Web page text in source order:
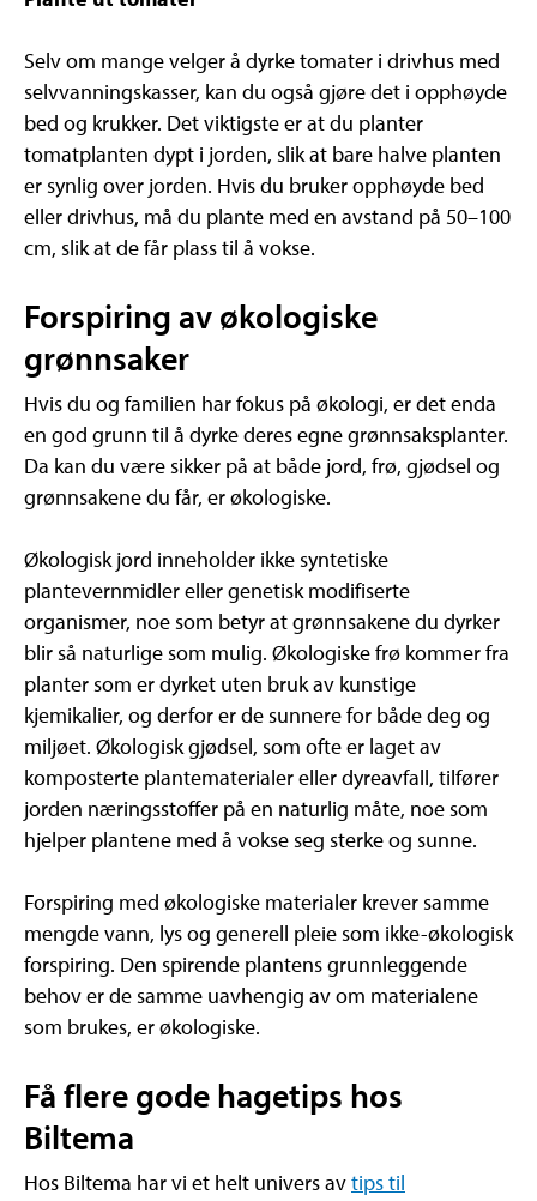
Selv om mange velger å dyrke tomater i drivhus med
selvvanningskasser, kan du også gjøre det i opphøyde
bed og krukker. Det viktigste er at du planter
tomatplanten dypt i jorden, slik at bare halve planten
er synlig over jorden. Hvis du bruker opphøyde bed
eller drivhus, må du plante med en avstand på 50–100
cm, slik at de får plass til å vokse.
Forspiring av økologiske
grønnsaker
Hvis du og familien har fokus på økologi, er det enda
en god grunn til å dyrke deres egne grønnsaksplanter.
Da kan du være sikker på at både jord, frø, gjødsel og
grønnsakene du får, er økologiske.
Økologisk jord inneholder ikke syntetiske
plantevernmidler eller genetisk modifiserte
organismer, noe som betyr at grønnsakene du dyrker
blir så naturlige som mulig. Økologiske frø kommer fra
planter som er dyrket uten bruk av kunstige
kjemikalier, og derfor er de sunnere for både deg og
miljøet. Økologisk gjødsel, som ofte er laget av
komposterte plantematerialer eller dyreavfall, tilfører
jorden næringsstoffer på en naturlig måte, noe som
hjelper plantene med å vokse seg sterke og sunne.
Forspiring med økologiske materialer krever samme
mengde vann, lys og generell pleie som ikke-økologisk
forspiring. Den spirende plantens grunnleggende
behov er de samme uavhengig av om materialene
som brukes, er økologiske.
Få flere gode hagetips hos
Biltema
Hos Biltema har vi et helt univers avtips til